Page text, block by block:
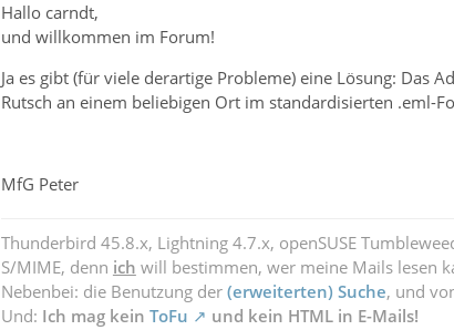
Hallo carndt,
und willkommen im Forum!
Ja es gibt (für viele derartige Probleme) eine Lösung: Das
Rutsch an einem beliebigen Ort im standardisierten .eml-
MfG Peter
Thunderbird 45.8.x, Lightning 4.7.x, openSUSE
S/MIME, denn ich will bestimmen, wer meine Mails lesen
Nebenbei: die Benutzung der (erweiterten) Suche, und
Und: Ich mag kein ToFu und kein HTML in E-Mails!